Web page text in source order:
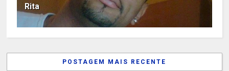
Rita
POSTAGEM MAIS RECENTE